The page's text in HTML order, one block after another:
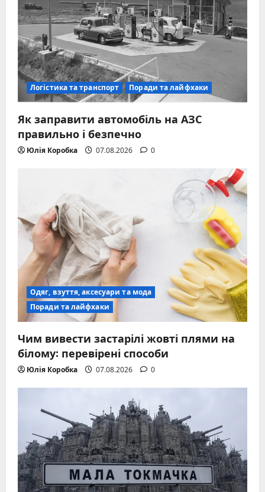
Логістика та транспорт Поради та лайфхаки
Як заправити автомобіль на АЗС
правильно і безпечно
Юлія Коробка 07.08.2026 0
Одяг, взуття, аксесуари та мода
Поради та лайфхаки
Чим вивести застарілі жовті плями на
білому: перевірені способи
Юлія Коробка 07.08.2026 0